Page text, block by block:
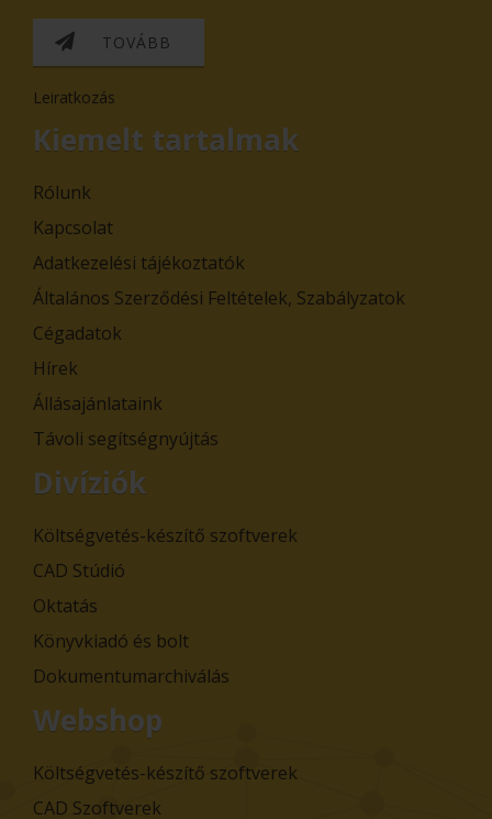
TOVÁBB
Leiratkozás
Kiemelt tartalmak
Rólunk
Kapcsolat
Adatkezelési tájékoztatók
Általános Szerződési Feltételek, Szabályzatok
Cégadatok
Hírek
Állásajánlataink
Távoli segítségnyújtás
Divíziók
Költségvetés-készítő szoftverek
CAD Stúdió
Oktatás
Könyvkiadó és bolt
Dokumentumarchiválás
Webshop
Költségvetés-készítő szoftverek
CAD Szoftverek